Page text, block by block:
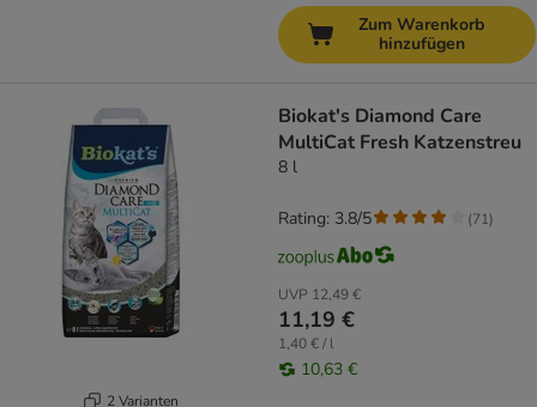
Zum Warenkorb
hinzufügen
2 Varianten
Biokat's Diamond Care
MultiCat Fresh Katzenstreu
8 l
UVP 12,49 €
11,19 €
1,40 € / l
10,63 €
Rating: 3.8/5 (71)